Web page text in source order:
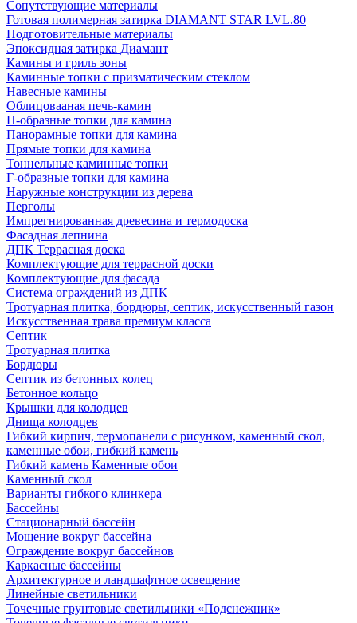
Сопутствующие материалы
Готовая полимерная затирка DIAMANT STAR LVL.80
Подготовительные материалы
Эпоксидная затирка Диамант
Камины и гриль зоны
Каминные топки с призматическим стеклом
Навесные камины
Облицовааная печь-камин
П-образные топки для камина
Панорамные топки для камина
Прямые топки для камина
Тоннельные каминные топки
Г-образные топки для камина
Наружные конструкции из дерева
Перголы
Импрегнированная древесина и термодоска
Фасадная лепнина
ДПК Террасная доска
Комплектующие для террасной доски
Комплектующие для фасада
Система ограждений из ДПК
Тротуарная плитка, бордюры, септик, искусственный газон
Искусственная трава премиум класса
Септик
Тротуарная плитка
Бордюры
Септик из бетонных колец
Бетонное кольцо
Крышки для колодцев
Днища колодцев
Гибкий кирпич, термопанели с рисунком, каменный скол,
каменные обои, гибкий камень
Гибкий камень Каменные обои
Каменный скол
Варианты гибкого клинкера
Бассейны
Стационарный бассейн
Мощение вокруг бассейна
Ограждение вокруг бассейнов
Каркасные бассейны
Архитектурное и ландшафтное освещение
Линейные светильники
Точечные грунтовые светильники «Подснежник»